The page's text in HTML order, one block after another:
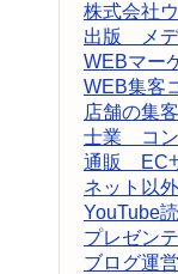
株式会社
出版 メ
WEBマー
WEB集客
店舗の集客
士業 コン
通販 EC
ネット以
YouTube
プレゼン
ブログ運営